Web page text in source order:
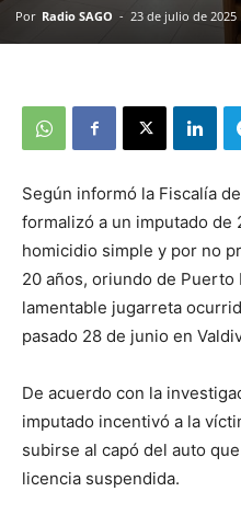
Por Radio SAGO - 23 de julio de 2025
Según informó la Fiscalía
formalizó a un imputado de
homicidio simple y por no
20 años, oriundo de
lamentable jugarreta
pasado 28 de junio en
De acuerdo con la
imputado incentivó a la
subirse al capó del auto
licencia suspendida.